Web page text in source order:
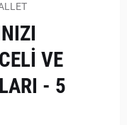
VE
- 5